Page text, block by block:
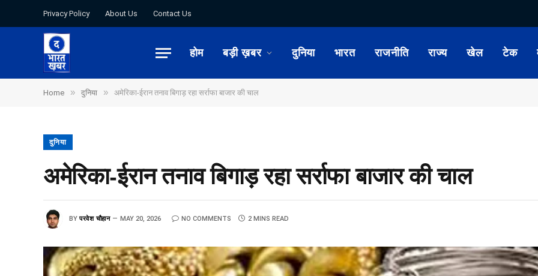
Privacy Policy About Us Contact Us
होम बड़ी ख़बर दुनिया भारत राजनीति राज्य खेल टेक
Home » दुनिया » अमेरिका-ईरान तनाव बिगाड़ रहा सर्राफा बाजार की चाल
दुनिया
अमेरिका-ईरान तनाव बिगाड़ रहा सर्राफा बाजार की चाल
BY परवेश चौहान MAY 20, 2026 NO COMMENTS 2 MINS READ